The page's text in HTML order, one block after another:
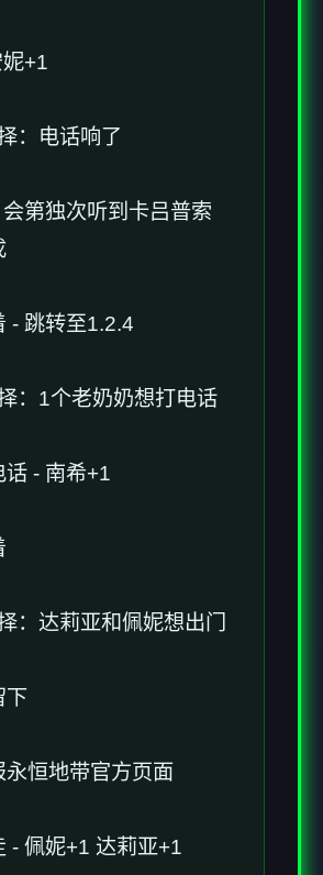
+1
：电话响了
第独次听到卡吕普索
- 跳转至1.2.4
：1个老奶奶想打电话
话 - 南希+1
：达莉亚和佩妮想出门
下
永恒地带官方页面
- 佩妮+1 达莉亚+1